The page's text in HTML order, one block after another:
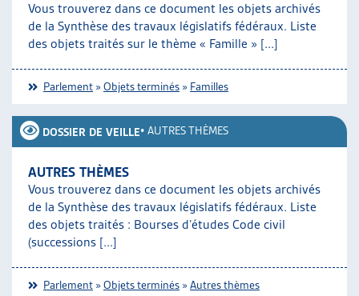
ARTIAS
L’ASSOCIATION
PROJETS ET ACTIVITÉS
Vous trouverez dans ce document les objets archivés
de la Synthèse des travaux législatifs fédéraux. Liste
des objets traités sur le thème « Famille » [...]
Parlement »Objets terminés » Familles
DOSSIER DE VEILLE• AUTRES THÈMES
AUTRES THÈMES
Vous trouverez dans ce document les objets archivés
de la Synthèse des travaux législatifs fédéraux. Liste
des objets traités : Bourses d’études Code civil
(successions [...]
Parlement »Objets terminés »Autres thèmes